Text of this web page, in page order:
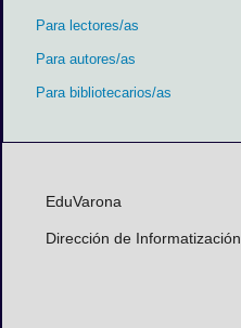
Para lectores/as
Para autores/as
Para bibliotecarios/as
EduVarona
Dirección de Informatización